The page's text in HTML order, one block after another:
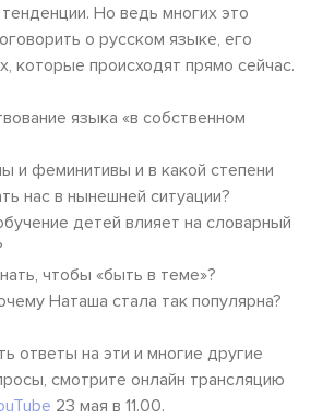
Но ведь многих это
о русском языке, его
которые происходят прямо сейчас.
языка «в собственном
и феминитивы и в какой степени
нас в нынешней ситуации?
детей влияет на словарный
чтобы «быть в теме»?
Наташа стала так популярна?
ответы на эти и многие другие
смотрите онлайн трансляцию
23 мая в 11.00.